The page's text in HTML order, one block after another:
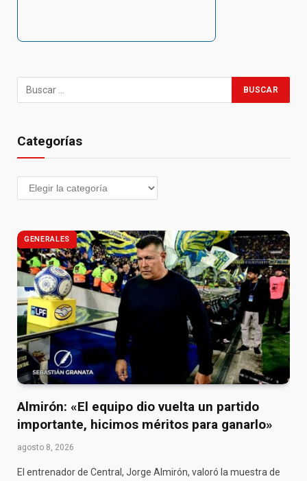
Categorías
GENERALES
Almirón: «El equipo dio vuelta un partido
importante, hicimos méritos para ganarlo»
agosto 8, 2026
El entrenador de Central, Jorge Almirón, valoró la muestra de